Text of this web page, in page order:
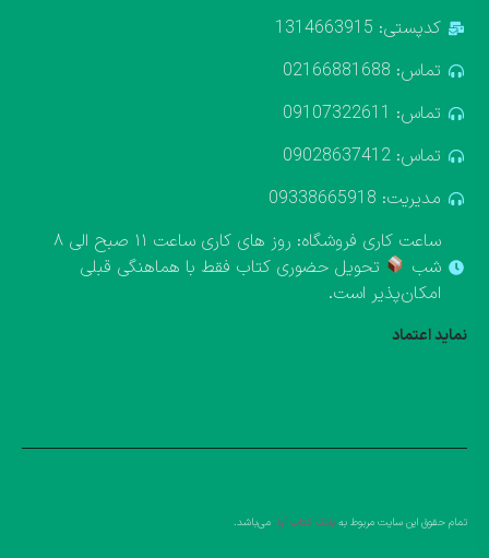
کدپستی: 1314663915
تماس: 02166881688
تماس: 09107322611
تماس: 09028637412
مدیریت: 09338665918
ساعت کاری فروشگاه: روز های کاری ساعت ۱۱ صبح الی ۸
شب
تحویل حضوری کتاب فقط با هماهنگی قبلی
امکان‌پذیر است.
نماید اعتماد
تمام حقوق این سایت مربوط به بانک کتاب آوا می‌باشد.